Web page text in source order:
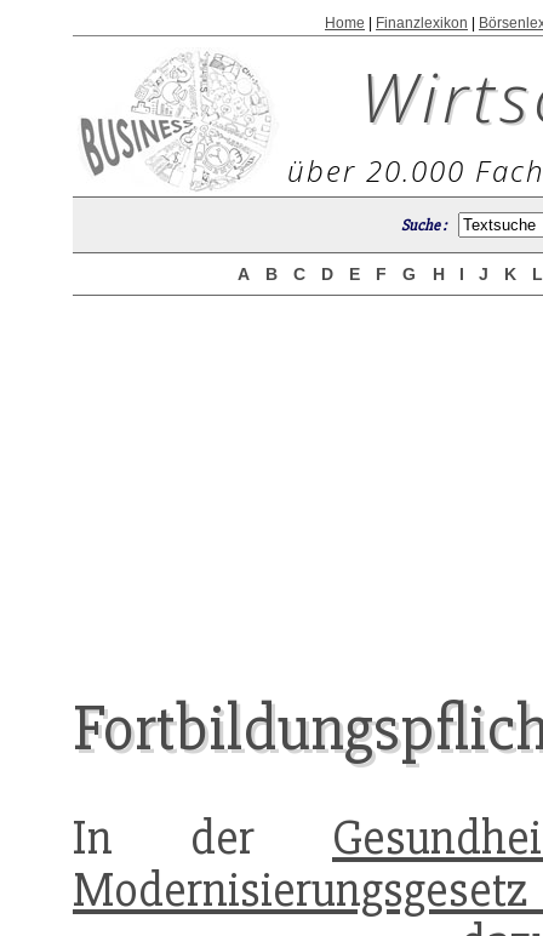
Home Finanzlexikon
über 20.000
Suche :
A B C D E F G H I J K
In der